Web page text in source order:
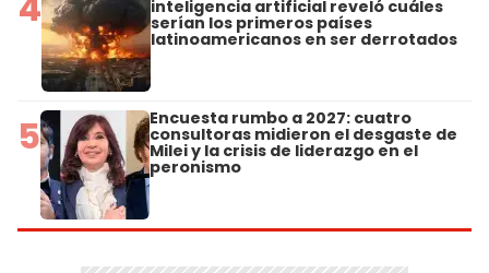
inteligencia artificial reveló cuáles
serían los primeros países
latinoamericanos en ser derrotados
5 Encuesta rumbo a 2027: cuatro
consultoras midieron el desgaste de
Milei y la crisis de liderazgo en el
peronismo